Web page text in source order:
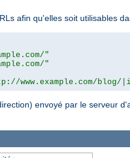
afin qu'elles soit utilisables
"
"
www.example.com/blog/
envoyé par le serveur